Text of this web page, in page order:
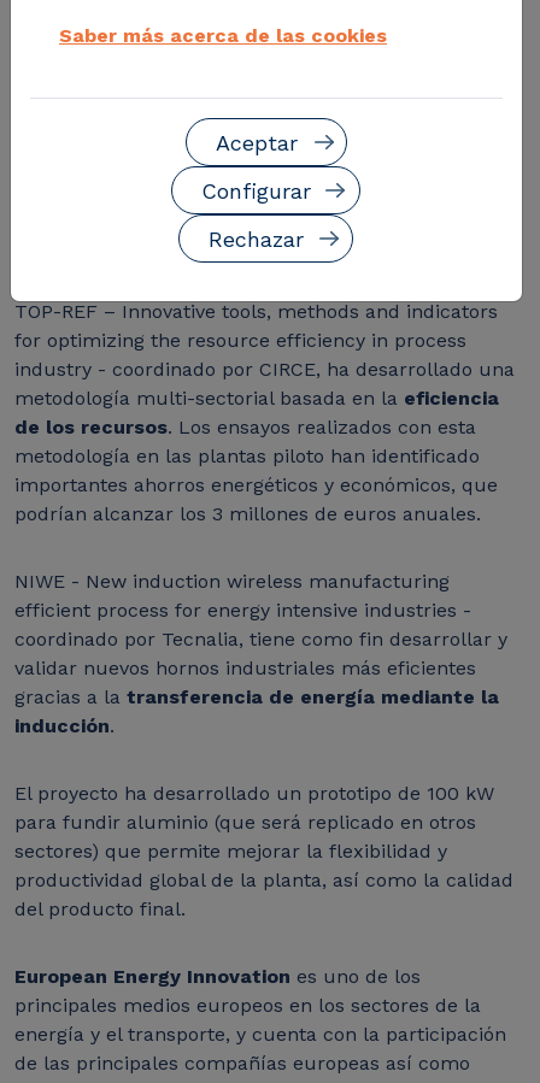
Los dos proyectos presentados, TOP-REF y
están financiados por la Comisión Europea a través
del 7º Programa Marco y abordan la eficiencia
energética industrial desde distintos ámbitos
TOP-REF – Innovative tools, methods and indicators
for optimizing the resource efficiency in process
industry - coordinado por CIRCE, ha desarrollado una
metodología multi-sectorial basada en la eficiencia
de los recursos. Los ensayos realizados con esta
metodología en las plantas piloto han identificado
importantes ahorros energéticos y económicos, que
podrían alcanzar los 3 millones de euros anuales.
NIWE - New induction wireless manufacturing
efficient process for energy intensive industries -
coordinado por Tecnalia, tiene como fin desarrollar y
validar nuevos hornos industriales más eficientes
gracias a la transferencia de energía mediante la
inducción.
El proyecto ha desarrollado un prototipo de 100 kW
para fundir aluminio (que será replicado en otros
sectores) que permite mejorar la flexibilidad y
productividad global de la planta, así como la calidad
del producto final.
European Energy Innovation es uno de los
principales medios europeos en los sectores de la
energía y el transporte, y cuenta con la participación
de las principales compañías europeas así como
Saber más acerca de las cookies
Rechazar
Configurar
Aceptar